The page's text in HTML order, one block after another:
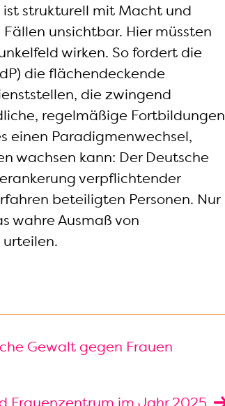
strukturell mit Macht und
unsichtbar. Hier müssten
wirken. So fordert die
die flächendeckende
die zwingend
regelmäßige Fortbildungen
einen Paradigmenwechsel,
wachsen kann: Der Deutsche
verpflichtender
beteiligten Personen. Nur
wahre Ausmaß von
Gewalt gegen Frauen